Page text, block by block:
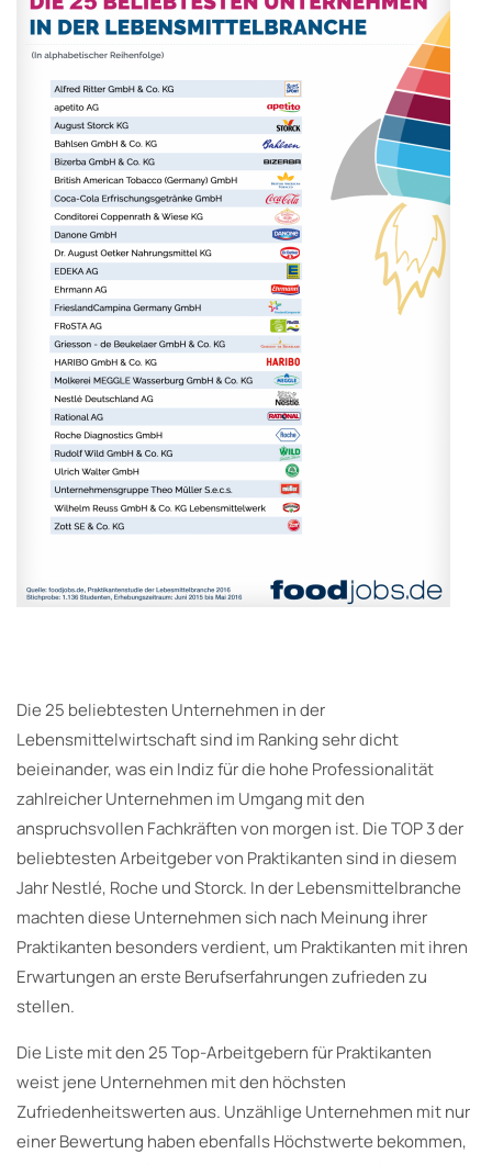
Die 25 beliebtesten Unternehmen in der
Lebensmittelwirtschaft sind im Ranking sehr dicht
beieinander, was ein Indiz für die hohe Professionalität
zahlreicher Unternehmen im Umgang mit den
anspruchsvollen Fachkräften von morgen ist. Die TOP 3 der
beliebtesten Arbeitgeber von Praktikanten sind in diesem
Jahr Nestlé, Roche und Storck. In der Lebensmittelbranche
machten diese Unternehmen sich nach Meinung ihrer
Praktikanten besonders verdient, um Praktikanten mit ihren
Erwartungen an erste Berufserfahrungen zufrieden zu
stellen.
Die Liste mit den 25 Top-Arbeitgebern für Praktikanten
weist jene Unternehmen mit den höchsten
Zufriedenheitswerten aus. Unzählige Unternehmen mit nur
einer Bewertung haben ebenfalls Höchstwerte bekommen,